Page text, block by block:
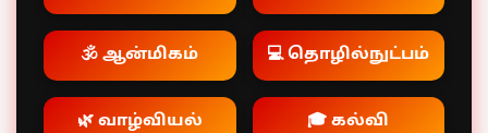
🕉️ ஆன்மிகம் 💻 தொழில்நுட்பம்
🌿 வாழ்வியல் 🎓 கல்வி